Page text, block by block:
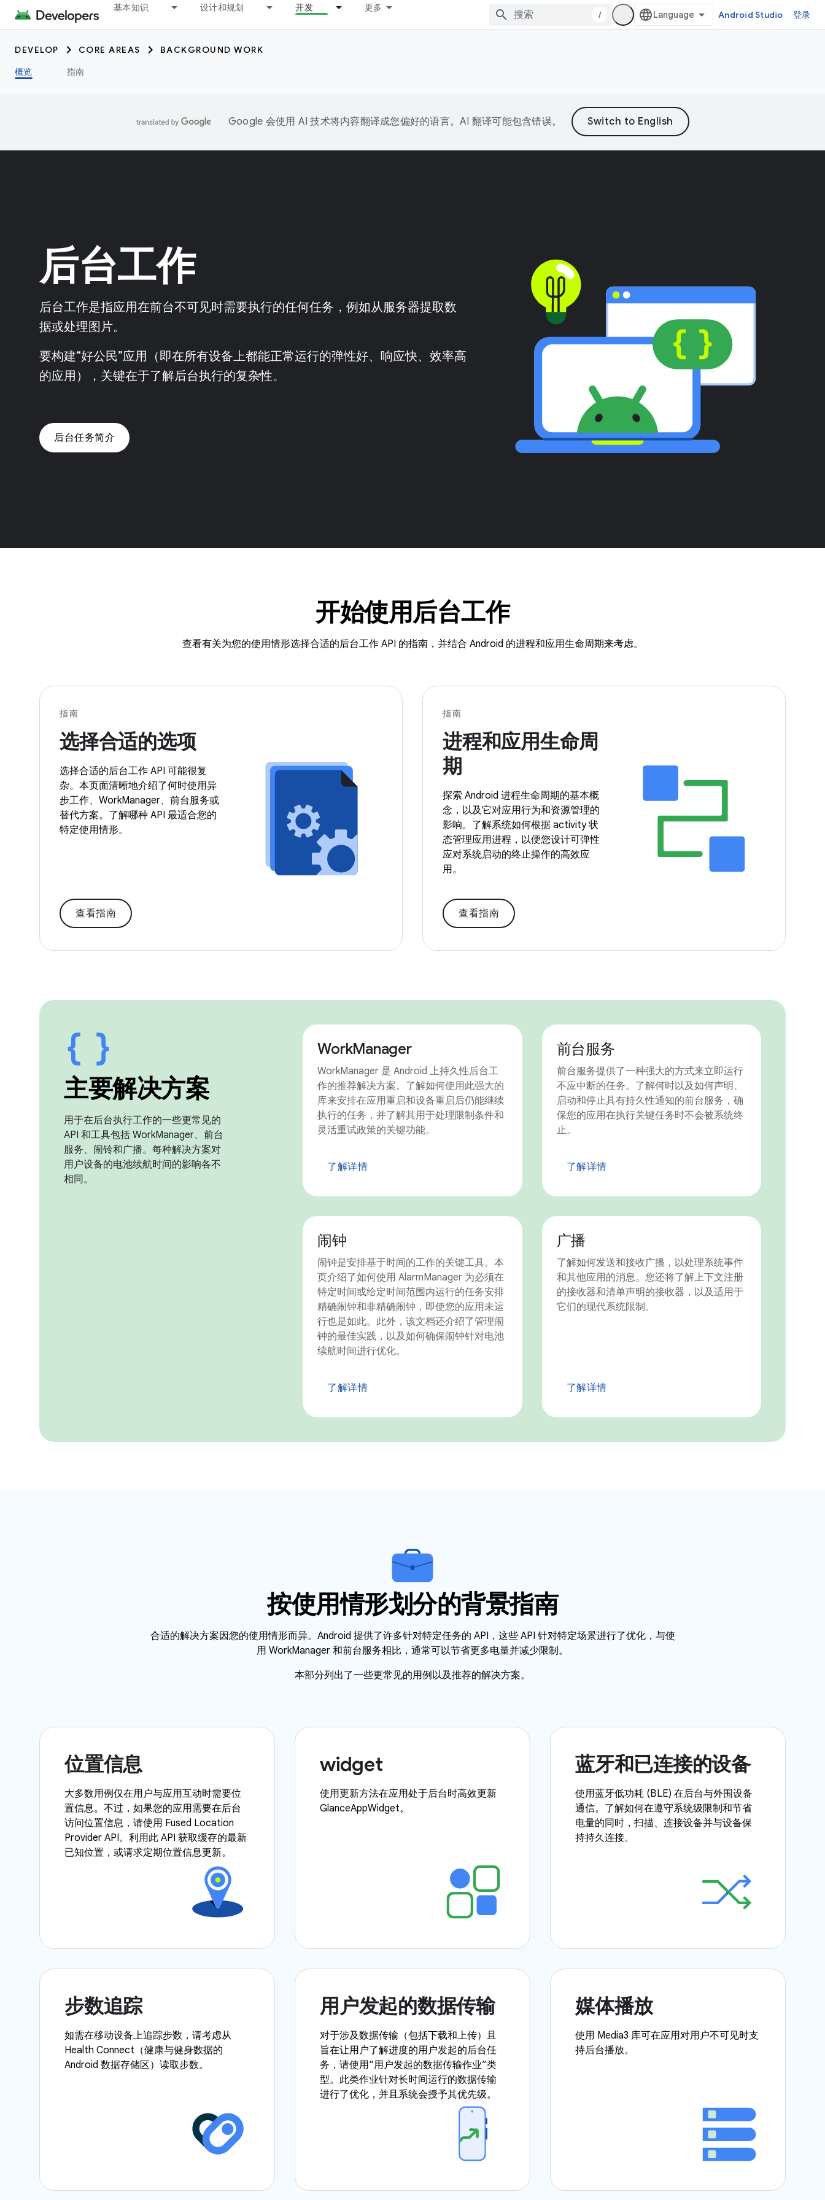
基本知识 设计和规划 开发 更多
/ Android Studio 登录
DEVELOP CORE AREAS
BACKGROUND WORK
概览
指南
Google 会使用 AI 技术将内容翻译成您偏好的语言。AI 翻译可能包含错误。
后台工作
后台工作是指应用在前台不可见时需要执行的任何任务，例如从服务器提取数
据或处理图片。
要构建“好公民”应用（即在所有设备上都能正常运行的弹性好、响应快、效率高
的应用），关键在于了解后台执行的复杂性。
后台任务简介
开始使用后台工作
查看有关为您的使用情形选择合适的后台工作 API 的指南，并结合 Android 的进程和应用生命周期来考虑。
指南
选择合适的选项
选择合适的后台工作 API 可能很复
杂。本页面清晰地介绍了何时使用异
步工作、WorkManager、前台服务或
替代方案。了解哪种 API 最适合您的
特定使用情形。
查看指南
指南
进程和应用生命周
期
探索 Android 进程生命周期的基本概
念，以及它对应用行为和资源管理的
影响。了解系统如何根据 activity 状
态管理应用进程，以便您设计可弹性
应对系统启动的终止操作的高效应
用。
查看指南
主要解决方案
用于在后台执行工作的一些更常见的
API 和工具包括 WorkManager、前台
服务、闹铃和广播。每种解决方案对
用户设备的电池续航时间的影响各不
相同。
WorkManager
WorkManager 是 Android 上持久性后台工
作的推荐解决方案。了解如何使用此强大的
库来安排在应用重启和设备重启后仍能继续
执行的任务，并了解其用于处理限制条件和
灵活重试政策的关键功能。
了解详情
前台服务
前台服务提供了一种强大的方式来立即运行
不应中断的任务。了解何时以及如何声明、
启动和停止具有持久性通知的前台服务，确
保您的应用在执行关键任务时不会被系统终
止。
了解详情
闹钟
闹钟是安排基于时间的工作的关键工具。本
页介绍了如何使用 AlarmManager 为必须在
特定时间或给定时间范围内运行的任务安排
精确闹钟和非精确闹钟，即使您的应用未运
行也是如此。此外，该文档还介绍了管理闹
钟的最佳实践，以及如何确保闹钟针对电池
续航时间进行优化。
了解详情
广播
了解如何发送和接收广播，以处理系统事件
和其他应用的消息。您还将了解上下文注册
的接收器和清单声明的接收器，以及适用于
它们的现代系统限制。
了解详情
按使用情形划分的背景指南
合适的解决方案因您的使用情形而异。Android 提供了许多针对特定任务的 API，这些 API 针对特定场景进行了优化，与使
用 WorkManager 和前台服务相比，通常可以节省更多电量并减少限制。
本部分列出了一些更常见的用例以及推荐的解决方案。
位置信息
大多数用例仅在用户与应用互动时需要位
置信息。不过，如果您的应用需要在后台
访问位置信息，请使用 Fused Location
Provider API。利用此 API 获取缓存的最新
已知位置，或请求定期位置信息更新。
widget
使用更新方法在应用处于后台时高效更新
GlanceAppWidget。
蓝牙和已连接的设备
使用蓝牙低功耗 (BLE) 在后台与外围设备
通信。了解如何在遵守系统级限制和节省
电量的同时，扫描、连接设备并与设备保
持持久连接。
步数追踪
如需在移动设备上追踪步数，请考虑从
Health Connect（健康与健身数据的
Android 数据存储区）读取步数。
用户发起的数据传输
对于涉及数据传输（包括下载和上传）且
旨在让用户了解进度的用户发起的后台任
务，请使用“用户发起的数据传输作业”类
型。此类作业针对长时间运行的数据传输
进行了优化，并且系统会授予其优先级。
媒体播放
使用 Media3 库可在应用对用户不可见时支
持后台播放。